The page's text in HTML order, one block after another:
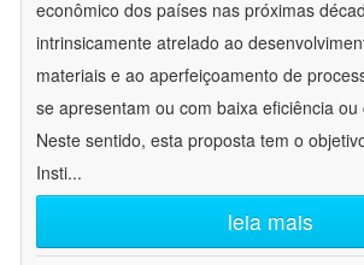
econômico dos países nas próximas
intrinsicamente atrelado ao
materiais e ao aperfeiçoamento de
se apresentam ou com baixa eficiência ou
Neste sentido, esta proposta tem o
Insti...
leia mais